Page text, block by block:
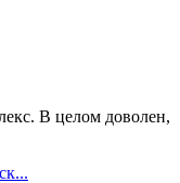
В целом доволен,